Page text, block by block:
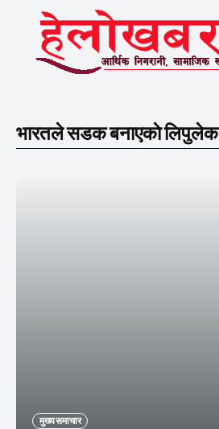
भारतले सडक बनाएकाे लिपुलेक
मुख्य समाचार